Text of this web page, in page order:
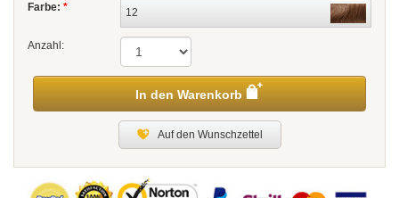
Farbe: * 12
Anzahl:
In den Warenkorb
Auf den Wunschzettel